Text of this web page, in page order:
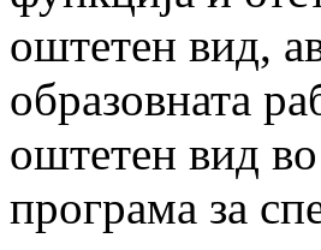
оштетен вид,
образовната
оштетен вид
програма за